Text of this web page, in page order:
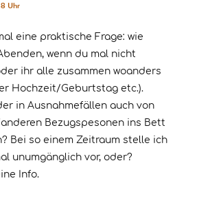
Uhr
eine praktische Frage: wie
wenn du mal nicht
ihr alle zusammen woanders
Hochzeit/Geburtstag etc.).
in Ausnahmefällen auch von
Bezugspesonen ins Bett
Bei so einem Zeitraum stelle ich
unumgänglich vor, oder?
Info.